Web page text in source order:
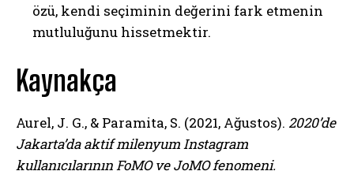
Gizlilik politikasını
özü, kendi seçiminin değerini fark etmenin
mutluluğunu hissetmektir.
Kaynakça
Aurel, J. G., & Paramita, S. (2021, Ağustos). 2020’de
Jakarta’da aktif milenyum Instagram
kullanıcılarının FoMO ve JoMO fenomeni.